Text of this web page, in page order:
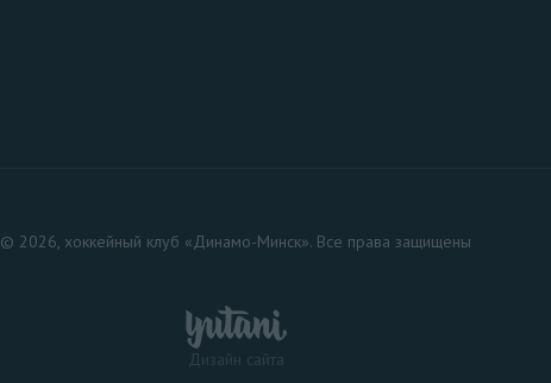
© 2026, хоккейный клуб «Динамо-Минск». Все права защищены
Дизайн сайта